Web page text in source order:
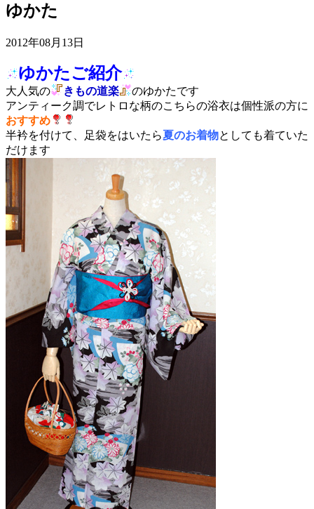
ゆかた
2012年08月13日
ゆかたご紹介
大人気の きもの道楽
のゆかたです
アンティーク調でレトロな柄のこちらの浴衣は個性派の方に
おすすめ
半衿を付けて、足袋をはいたら夏のお着物としても着ていた
だけます